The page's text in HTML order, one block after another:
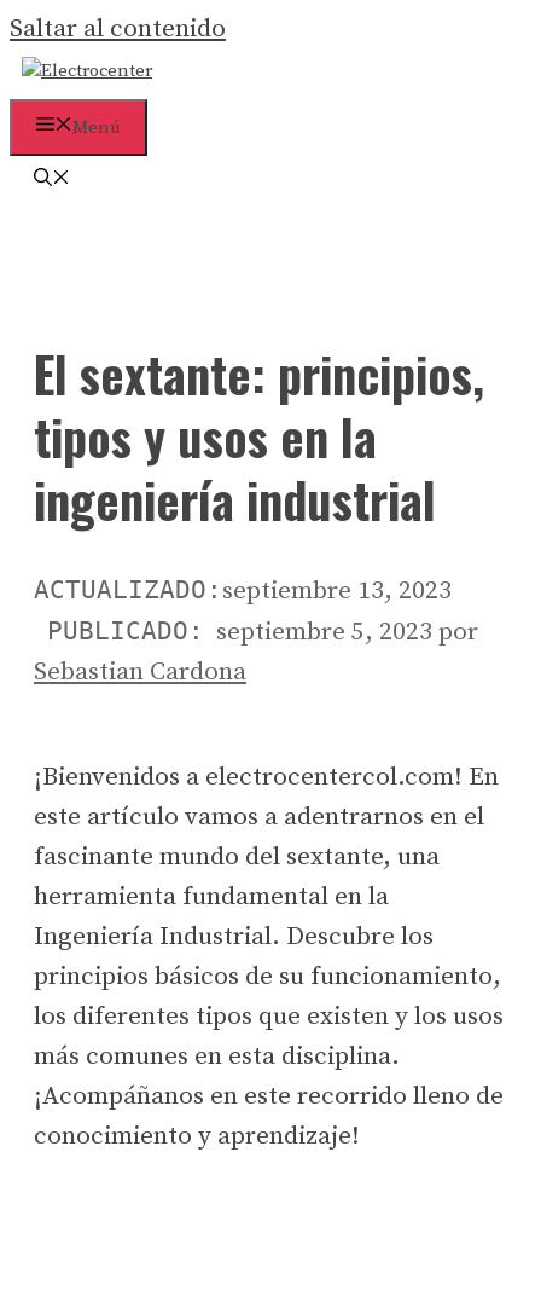
Saltar al contenido
Menú
El sextante: principios,
tipos y usos en la
ingeniería industrial
septiembre 13, 2023
septiembre 5, 2023 por
Sebastian Cardona
¡Bienvenidos a electrocentercol.com! En
este artículo vamos a adentrarnos en el
fascinante mundo del sextante, una
herramienta fundamental en la
Ingeniería Industrial. Descubre los
principios básicos de su funcionamiento,
los diferentes tipos que existen y los usos
más comunes en esta disciplina.
¡Acompáñanos en este recorrido lleno de
conocimiento y aprendizaje!